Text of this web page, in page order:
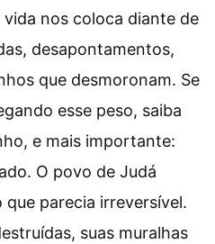
nos coloca diante de
desapontamentos,
que desmoronam. Se
esse peso, saiba
e mais importante:
O povo de Judá
que parecia irreversível.
suas muralhas